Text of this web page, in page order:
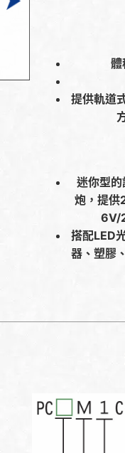
體
提供軌道
迷你型
炮，提供
6V/
搭配LED
器、塑膠